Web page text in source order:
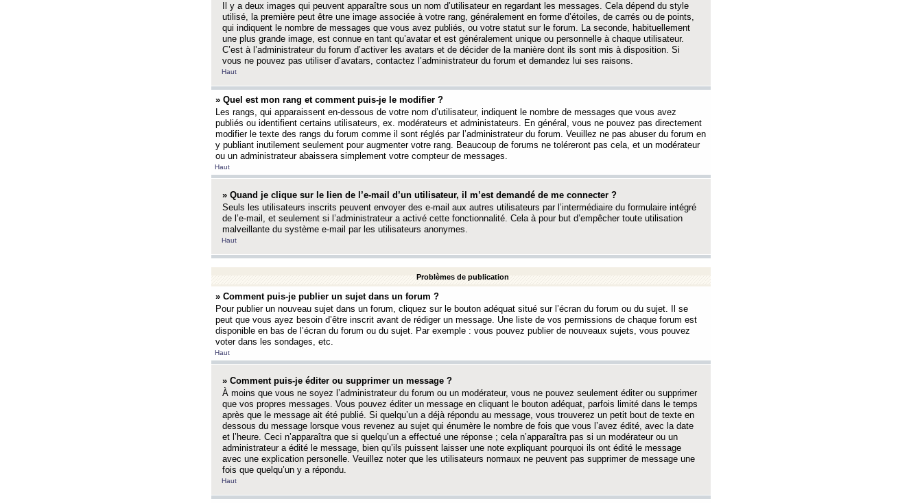
Il y a deux images qui peuvent apparaître sous un nom d’utilisateur en regardant les messages. Cela dépend du style
utilisé, la première peut être une image associée à votre rang, généralement en forme d’étoiles, de carrés ou de points,
qui indiquent le nombre de messages que vous avez publiés, ou votre statut sur le forum. La seconde, habituellement
une plus grande image, est connue en tant qu’avatar et est généralement unique ou personnelle à chaque utilisateur.
C’est à l’administrateur du forum d’activer les avatars et de décider de la manière dont ils sont mis à disposition. Si
vous ne pouvez pas utiliser d’avatars, contactez l’administrateur du forum et demandez lui ses raisons.
Haut
» Quel est mon rang et comment puis-je le modifier ?
Les rangs, qui apparaissent en-dessous de votre nom d’utilisateur, indiquent le nombre de messages que vous avez
publiés ou identifient certains utilisateurs, ex. modérateurs et administateurs. En général, vous ne pouvez pas directement
modifier le texte des rangs du forum comme il sont réglés par l’administrateur du forum. Veuillez ne pas abuser du forum en
y publiant inutilement seulement pour augmenter votre rang. Beaucoup de forums ne toléreront pas cela, et un modérateur
ou un administrateur abaissera simplement votre compteur de messages.
Haut
» Quand je clique sur le lien de l’e-mail d’un utilisateur, il m’est demandé de me connecter ?
Seuls les utilisateurs inscrits peuvent envoyer des e-mail aux autres utilisateurs par l’intermédiaire du formulaire intégré
de l’e-mail, et seulement si l’administrateur a activé cette fonctionnalité. Cela à pour but d’empêcher toute utilisation
malveillante du système e-mail par les utilisateurs anonymes.
Haut
Problèmes de publication
» Comment puis-je publier un sujet dans un forum ?
Pour publier un nouveau sujet dans un forum, cliquez sur le bouton adéquat situé sur l’écran du forum ou du sujet. Il se
peut que vous ayez besoin d’être inscrit avant de rédiger un message. Une liste de vos permissions de chaque forum est
disponible en bas de l’écran du forum ou du sujet. Par exemple : vous pouvez publier de nouveaux sujets, vous pouvez
voter dans les sondages, etc.
Haut
» Comment puis-je éditer ou supprimer un message ?
À moins que vous ne soyez l’administrateur du forum ou un modérateur, vous ne pouvez seulement éditer ou supprimer
que vos propres messages. Vous pouvez éditer un message en cliquant le bouton adéquat, parfois limité dans le temps
après que le message ait été publié. Si quelqu’un a déjà répondu au message, vous trouverez un petit bout de texte en
dessous du message lorsque vous revenez au sujet qui énumère le nombre de fois que vous l’avez édité, avec la date
et l’heure. Ceci n’apparaîtra que si quelqu’un a effectué une réponse ; cela n’apparaîtra pas si un modérateur ou un
administrateur a édité le message, bien qu’ils puissent laisser une note expliquant pourquoi ils ont édité le message
avec une explication personelle. Veuillez noter que les utilisateurs normaux ne peuvent pas supprimer de message une
fois que quelqu’un y a répondu.
Haut